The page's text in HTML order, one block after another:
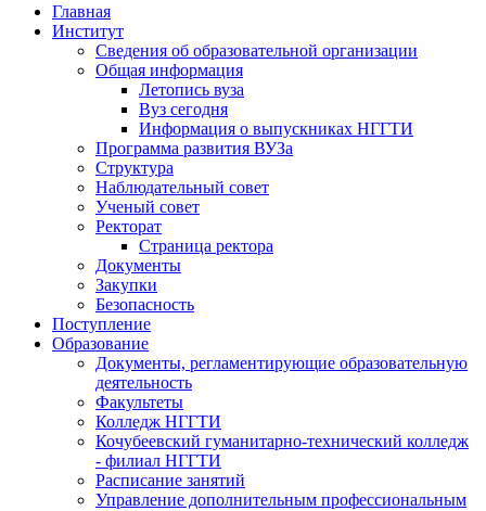
Главная
Институт
Сведения об образовательной организации
Общая информация
Летопись вуза
Вуз сегодня
Информация о выпускниках НГГТИ
Программа развития ВУЗа
Структура
Наблюдательный совет
Ученый совет
Ректорат
Страница ректора
Документы
Закупки
Безопасность
Поступление
Образование
Документы, регламентирующие образовательную
деятельность
Факультеты
Колледж НГГТИ
Кочубеевский гуманитарно-технический колледж
- филиал НГГТИ
Расписание занятий
Управление дополнительным профессиональным